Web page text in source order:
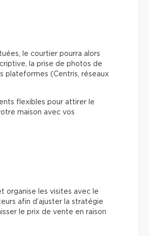
le courtier pourra alors
la prise de photos de
plateformes (Centris, réseaux
flexibles pour attirer le
maison avec vos
organise les visites avec le
afin d’ajuster la stratégie
le prix de vente en raison